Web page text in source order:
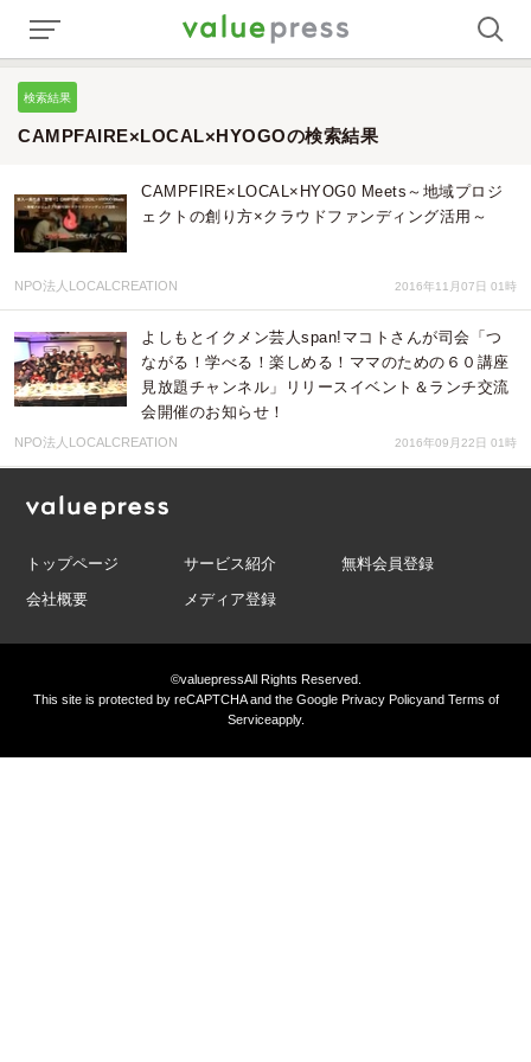
検索結果
CAMPFAIRE×LOCAL×HYOGOの検索結果
CAMPFIRE×LOCAL×HYOG0 Meets～地域プロジ
ェクトの創り方×クラウドファンディング活用～
NPO法人LOCALCREATION 2016年11月07日 01時
よしもとイクメン芸人span!マコトさんが司会「つ
ながる！学べる！楽しめる！ママのための６０講座
見放題チャンネル」リリースイベント＆ランチ交流
会開催のお知らせ！
NPO法人LOCALCREATION 2016年09月22日 01時
トップページ サービス紹介
無料会員登録
会社概要
メディア登録
©valuepressAll Rights Reserved.
This site is protected by reCAPTCHA and the GooglePrivacy Policyand Terms of
Serviceapply.